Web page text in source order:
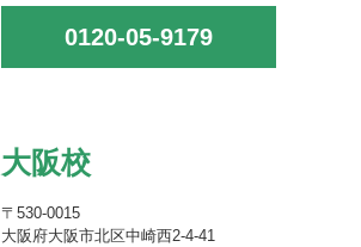
0120-05-9179
大阪校
〒530-0015
大阪府大阪市北区中崎西2-4-41